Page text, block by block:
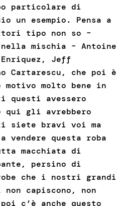
particolare di
un esempio. Pensa a
tipo non so –
mischia – Antoine
Jeff
Cartarescu, che poi è
motivo molto bene in
avessero
qui gli avrebbero
siete bravi voi ma
vendere questa roba
macchiata di
persino di
che i nostri grandi
capiscono, non
c’è anche questo